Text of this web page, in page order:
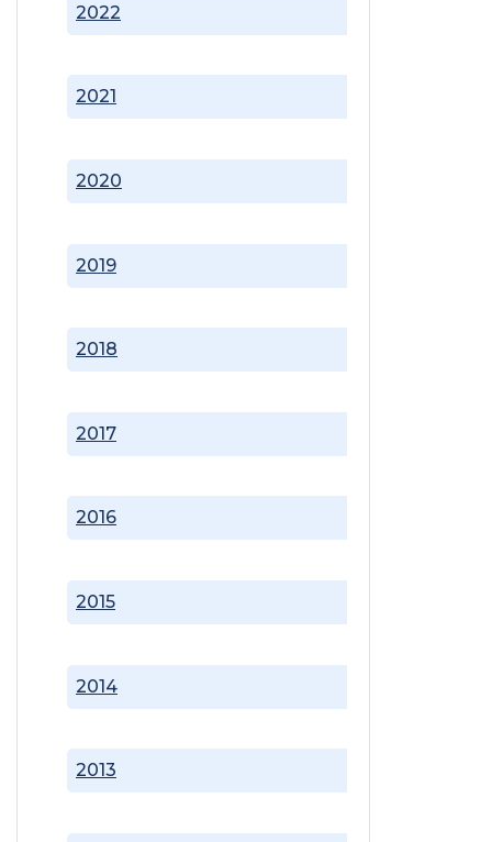
2013
2014
2015
2016
2017
2018
2019
2020
2021
2022